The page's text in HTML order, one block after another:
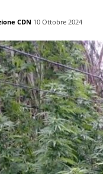
CDN 10 Ottobre 2024